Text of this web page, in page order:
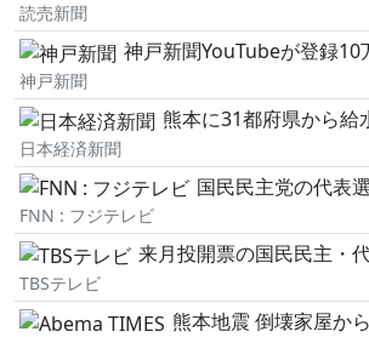
読売新聞
神戸新聞YouTubeが登録10万人突破 オススメ動画
神戸新聞
熊本に31都府県から給
日本経済新聞
国民民主党の代表選挙 玉木代表と橋本幹彦衆
FNN : フジテレビ
来月投開票の国民民主・代表選、玉木代表と
TBSテレビ
熊本地震 倒壊家屋から大切なものを救出 被災